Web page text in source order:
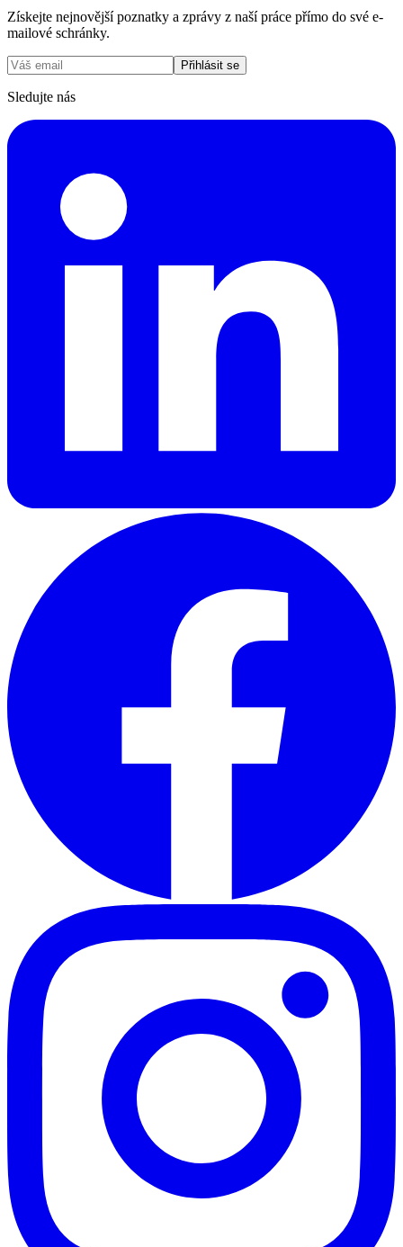
Získejte nejnovější poznatky a zprávy z naší práce přímo do své e-
mailové schránky.
Přihlásit se
Sledujte nás